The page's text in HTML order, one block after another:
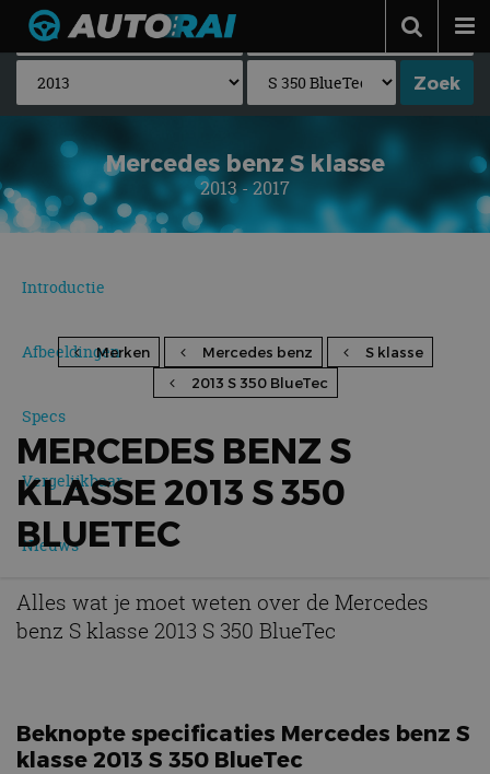
Autonieuws
Podcast
Autotests
Automerken
Adverteren
Contact
Mercedes benz S klasse
2013 - 2017
Introductie
Afbeeldingen
Specs
Vergelijkbaar
Nieuws
Merken Mercedes benz
S klasse
2013 S 350 BlueTec
MERCEDES BENZ S
KLASSE 2013 S 350
BLUETEC
Alles wat je moet weten over de Mercedes
benz S klasse 2013 S 350 BlueTec
Beknopte specificaties Mercedes benz S
klasse 2013 S 350 BlueTec